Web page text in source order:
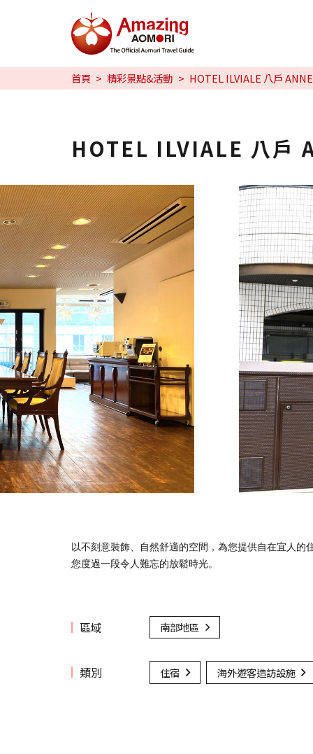
特輯
旅行攻略
繁体中文
首頁 精彩景點&活動 HOTEL ILVIALE 八戶
HOTEL ILVIALE 八戶
以不刻意裝飾、自然舒適的空間，為您提供自在宜人
您度過一段令人難忘的放鬆時光。
區域 南部地區
類別 住宿 海外遊客造訪設施